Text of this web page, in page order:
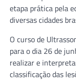
etapa prática pela
diversas cidades
O curso de
para o dia 26 de
realizar e
classificação das